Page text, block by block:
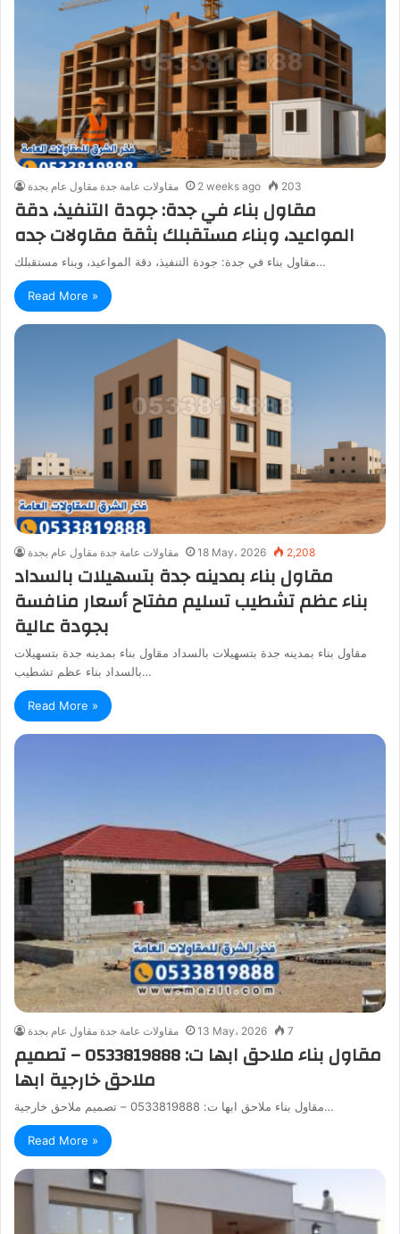
مقاولات عامة جدة مقاول عام بجدة 2 weeks ago 203
مقاول بناء في جدة: جودة التنفيذ، دقة
المواعيد، وبناء مستقبلك بثقة مقاولات جده
مقاول بناء في جدة: جودة التنفيذ، دقة المواعيد، وبناء مستقبلك…
Read More »
مقاولات عامة جدة مقاول عام بجدة 18 May، 2026 2,208
مقاول بناء بمدينه جدة بتسهيلات بالسداد
بناء عظم تشطيب تسليم مفتاح أسعار منافسة
بجودة عالية
مقاول بناء بمدينه جدة بتسهيلات بالسداد مقاول بناء بمدينه جدة بتسهيلات
بالسداد بناء عظم تشطيب…
Read More »
مقاولات عامة جدة مقاول عام بجدة 13 May، 2026 7
مقاول بناء ملاحق ابها ت: 0533819888 – تصميم
ملاحق خارجية ابها
مقاول بناء ملاحق ابها ت: 0533819888 – تصميم ملاحق خارجية…
Read More »